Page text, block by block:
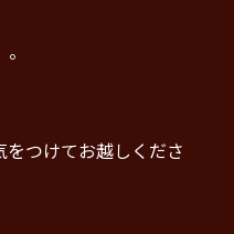
つけてお越しくださ